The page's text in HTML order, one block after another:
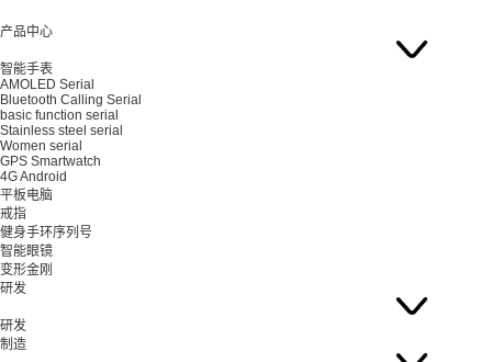
产品中心
智能手表
AMOLED Serial
Bluetooth Calling Serial
basic function serial
Stainless steel serial
Women serial
GPS Smartwatch
4G Android
平板电脑
戒指
健身手环序列号
智能眼镜
变形金刚
研发
研发
制造